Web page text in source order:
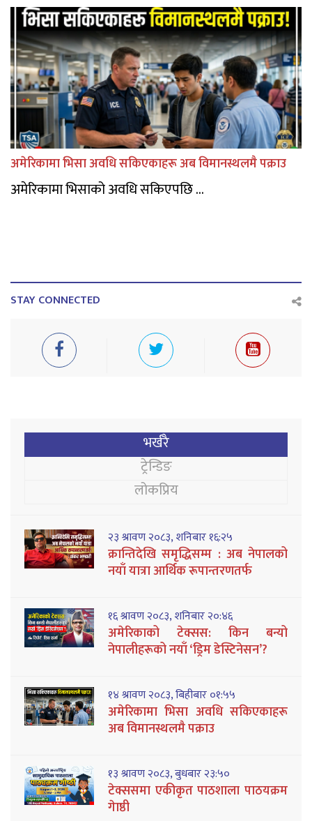
अमेरिकामा भिसा अवधि सकिएकाहरू अब विमानस्थलमै पक्राउ
अमेरिकामा भिसाको अवधि सकिएपछि ...
STAY CONNECTED
भर्खरै
ट्रेन्डिङ
लोकप्रिय
२३ श्रावण २०८३, शनिबार १६:२५
क्रान्तिदेखि समृद्धिसम्म : अब नेपालको
नयाँ यात्रा आर्थिक रूपान्तरणतर्फ
१६ श्रावण २०८३, शनिबार २०:४६
अमेरिकाको टेक्सस: किन बन्यो
नेपालीहरूको नयाँ ‘ड्रिम डेस्टिनेसन’?
१४ श्रावण २०८३, बिहीबार ०१:५५
अमेरिकामा भिसा अवधि सकिएकाहरू
अब विमानस्थलमै पक्राउ
१३ श्रावण २०८३, बुधबार २३:५०
टेक्ससमा एकीकृत पाठशाला पाठयक्रम
गेाष्ठी